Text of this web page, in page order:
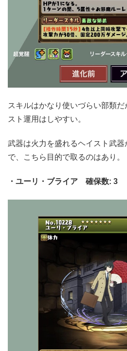
スキルはかなり使いづらい部類
スト運用はしやすい。
武器は火力を盛れるヘイスト武
で、こちら目的で取るのはあり。
・ユーリ・ブライア 確保数: 3